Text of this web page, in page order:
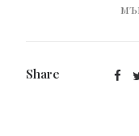
Share